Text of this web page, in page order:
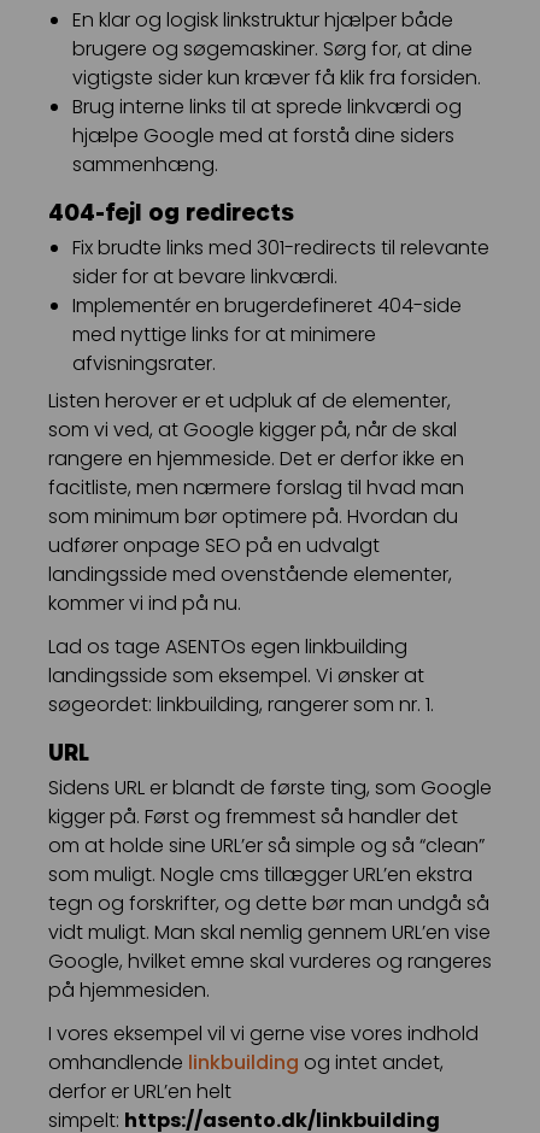
En klar og logisk linkstruktur hjælper både
brugere og søgemaskiner. Sørg for, at dine
vigtigste sider kun kræver få klik fra forsiden.
Brug interne links til at sprede linkværdi og
hjælpe Google med at forstå dine siders
sammenhæng.
404-fejl og redirects
Fix brudte links med 301-redirects til relevante
sider for at bevare linkværdi.
Implementér en brugerdefineret 404-side
med nyttige links for at minimere
afvisningsrater.
Listen herover er et udpluk af de elementer,
som vi ved, at Google kigger på, når de skal
rangere en hjemmeside. Det er derfor ikke en
facitliste, men nærmere forslag til hvad man
som minimum bør optimere på. Hvordan du
udfører onpage SEO på en udvalgt
landingsside med ovenstående elementer,
kommer vi ind på nu.
Lad os tage ASENTOs egen linkbuilding
landingsside som eksempel. Vi ønsker at
søgeordet: linkbuilding, rangerer som nr. 1.
URL
Sidens URL er blandt de første ting, som Google
kigger på. Først og fremmest så handler det
om at holde sine URL’er så simple og så “clean”
som muligt. Nogle cms tillægger URL’en ekstra
tegn og forskrifter, og dette bør man undgå så
vidt muligt. Man skal nemlig gennem URL’en vise
Google, hvilket emne skal vurderes og rangeres
på hjemmesiden.
I vores eksempel vil vi gerne vise vores indhold
omhandlende linkbuilding og intet andet,
derfor er URL’en helt
simpelt: https://asento.dk/linkbuilding